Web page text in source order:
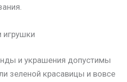
игрушки
и украшения допустимы
зеленой красавицы и вовсе